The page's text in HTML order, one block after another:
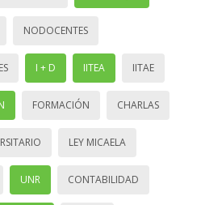
NODOCENTES
I + D IITEA IITAE
FORMACIÓN CHARLAS
LEY MICAELA
UNR CONTABILIDAD